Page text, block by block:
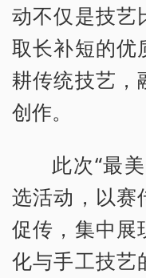
动不仅是技艺
取长补短的优
耕传统技艺，
创作。
此次“最
选活动，以赛
促传，集中展
化与手工技艺